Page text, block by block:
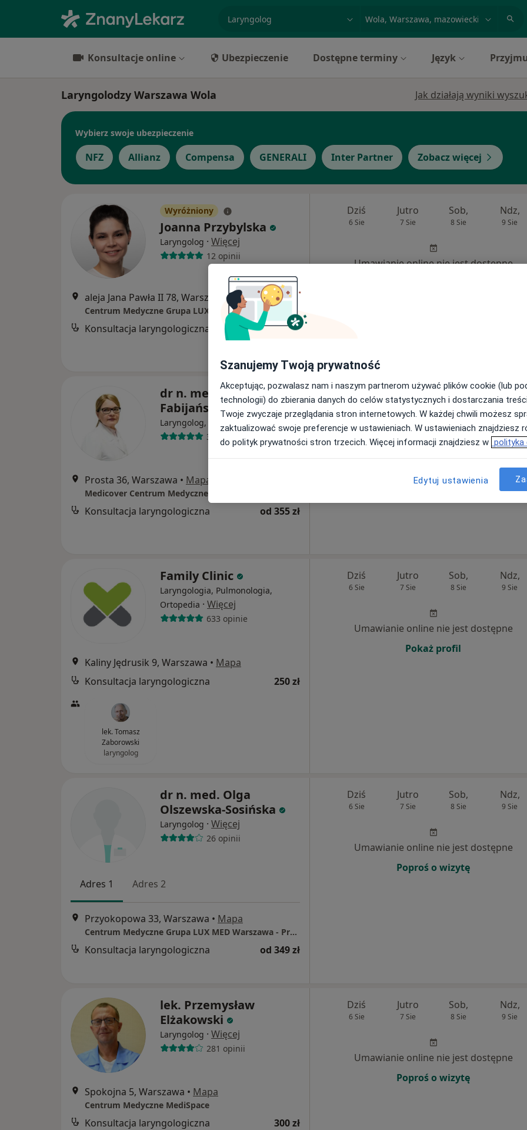
Konsultacje online Ubezpieczenie Dostępne terminy Język
Laryngolodzy Warszawa Wola Jak działają wyniki
Wybierz swoje ubezpieczenie
NFZ Allianz Compensa GENERALI Inter Partner Zobacz więcej
Wyróżniony
Joanna Przybylska
Laryngolog · Więcej
12 opinii
aleja Jana Pawła II 78, Warszawa• Mapa
Konsultacja laryngologiczna od 349 zł
Dziś
6 Sie
Jutro
7 Sie
Sob,
8 Sie
Ndz,
9 Sie
Umawianie online nie jest dostępne
dr n. med. Anna
Fabijańska
Laryngolog, Audiolog, foniatra
36 opinii
Prosta 36, Warszawa • Mapa
Medicover Centrum Medyczne Prosta
Konsultacja laryngologiczna od 355 zł
Dziś
6 Sie
Jutro
7 Sie
Sob,
8 Sie
Ndz,
9 Sie
Umawianie online nie jest dostępne
Family Clinic
Laryngologia, Pulmonologia,
Ortopedia · Więcej
633 opinie
Kaliny Jędrusik 9, Warszawa • Mapa
Konsultacja laryngologiczna
250 zł
lek. Tomasz
Zaborowski
laryngolog
Dziś
6 Sie
Jutro
7 Sie
Sob,
8 Sie
Ndz,
9 Sie
Umawianie online nie jest dostępne
Pokaż profil
dr n. med. Olga
Olszewska-Sosińska
Laryngolog · Więcej
26 opinii
Adres 1 Adres 2
Przyokopowa 33, Warszawa • Mapa
Centrum Medyczne Grupa LUX MED Warszawa - Przyokopowa 33
Konsultacja laryngologiczna od 349 zł
Dziś
6 Sie
Jutro
7 Sie
Sob,
8 Sie
Ndz,
9 Sie
Umawianie online nie jest dostępne
Poproś o wizytę
lek. Przemysław
Elżakowski
Laryngolog · Więcej
281 opinii
Spokojna 5, Warszawa • Mapa
Centrum Medyczne MediSpace
Konsultacja laryngologiczna 300 zł
Dziś
6 Sie
Jutro
7 Sie
Sob,
8 Sie
Ndz,
9 Sie
Umawianie online nie jest dostępne
Poproś o wizytę
Szanujemy Twoją prywatność
Akceptując, pozwalasz nam i naszym partnerom używać plików cookie (lub
technologii) do zbierania danych do celów statystycznych i dostarczania
Twoje zwyczaje przeglądania stron internetowych. W każdej chwili możesz
zaktualizować swoje preferencje w ustawieniach. W ustawieniach znajdziesz
do polityk prywatności stron trzecich. Więcej informacji znajdziesz w polityka
Edytuj ustawienia